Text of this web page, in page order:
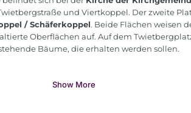
und Viertkoppel. Der zweite
/ Schäferkoppel. Beide Flächen weisen
Oberflächen auf. Auf dem
Bäume, die erhalten werden sollen.
Show More